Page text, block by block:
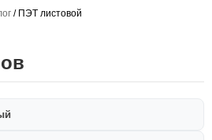
/ ПЭТ листовой